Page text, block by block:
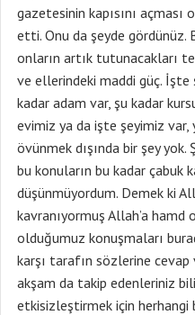
gazetesinin kapısını açması
etti. Onu da şeyde gördünüz.
onların artık tutunacakları
ve ellerindeki maddi güç.
kadar adam var, şu kadar
evimiz ya da işte şeyimiz
övünmek dışında bir şey yok.
bu konuların bu kadar çabuk
düşünmüyordum. Demek ki
kavranıyormuş Allah’a hamd
olduğumuz konuşmaları
karşı tarafın sözlerine
akşam da takip edenleriniz
etkisizleştirmek için herhangi